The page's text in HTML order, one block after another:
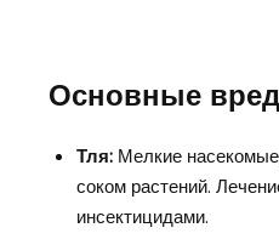
Основные
Тля:Мелкие
соком растений.
инсектицидами.